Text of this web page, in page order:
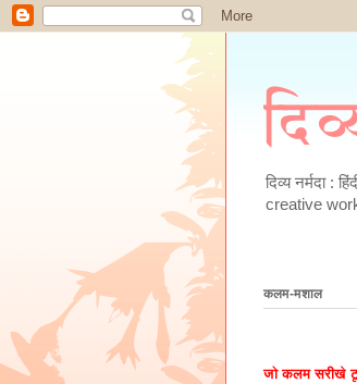
दिव्य नर्मदा :
creative
कलम-मशाल
जो कलम सरीखे